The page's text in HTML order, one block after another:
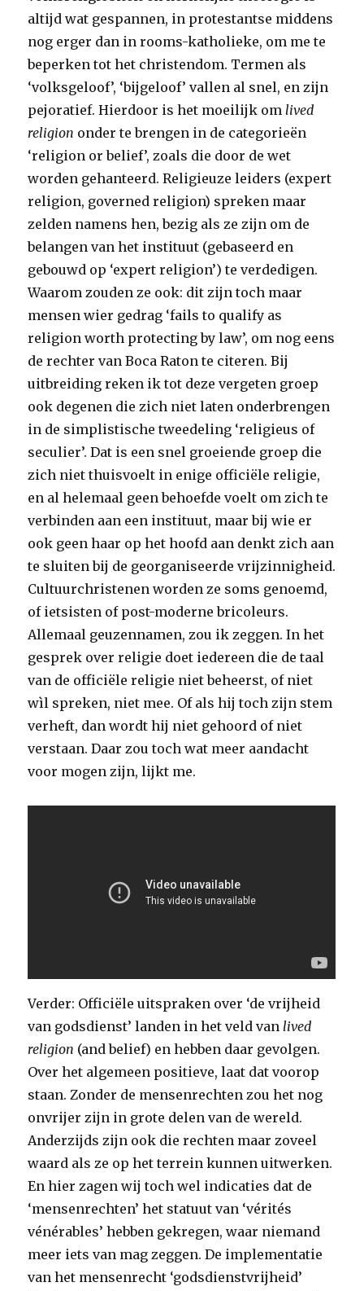
altijd wat gespannen, in protestantse middens
nog erger dan in rooms-katholieke, om me te
beperken tot het christendom. Termen als
‘volksgeloof’, ‘bijgeloof’ vallen al snel, en zijn
pejoratief. Hierdoor is het moeilijk omlived
religion onder te brengen in de categorieën
‘religion or belief’, zoals die door de wet
worden gehanteerd. Religieuze leiders (expert
religion, governed religion) spreken maar
zelden namens hen, bezig als ze zijn om de
belangen van het instituut (gebaseerd en
gebouwd op ‘expert religion’) te verdedigen.
Waarom zouden ze ook: dit zijn toch maar
mensen wier gedrag ‘fails to qualify as
religion worth protecting by law’, om nog eens
de rechter van Boca Raton te citeren. Bij
uitbreiding reken ik tot deze vergeten groep
ook degenen die zich niet laten onderbrengen
in de simplistische tweedeling ‘religieus of
seculier’. Dat is een snel groeiende groep die
zich niet thuisvoelt in enige officiële religie,
en al helemaal geen behoefde voelt om zich te
verbinden aan een instituut, maar bij wie er
ook geen haar op het hoofd aan denkt zich aan
te sluiten bij de georganiseerde vrijzinnigheid.
Cultuurchristenen worden ze soms genoemd,
of ietsisten of post-moderne bricoleurs.
Allemaal geuzennamen, zou ik zeggen. In het
gesprek over religie doet iedereen die de taal
van de officiële religie niet beheerst, of niet
wìl spreken, niet mee. Of als hij toch zijn stem
verheft, dan wordt hij niet gehoord of niet
verstaan. Daar zou toch wat meer aandacht
voor mogen zijn, lijkt me.
Verder: Officiële uitspraken over ‘de vrijheid
van godsdienst’ landen in het veld vanlived
religion (and belief) en hebben daar gevolgen.
Over het algemeen positieve, laat dat voorop
staan. Zonder de mensenrechten zou het nog
onvrijer zijn in grote delen van de wereld.
Anderzijds zijn ook die rechten maar zoveel
waard als ze op het terrein kunnen uitwerken.
En hier zagen wij toch wel indicaties dat de
‘mensenrechten’ het statuut van ‘vérités
vénérables’ hebben gekregen, waar niemand
meer iets van mag zeggen. De implementatie
van het mensenrecht ‘godsdienstvrijheid’